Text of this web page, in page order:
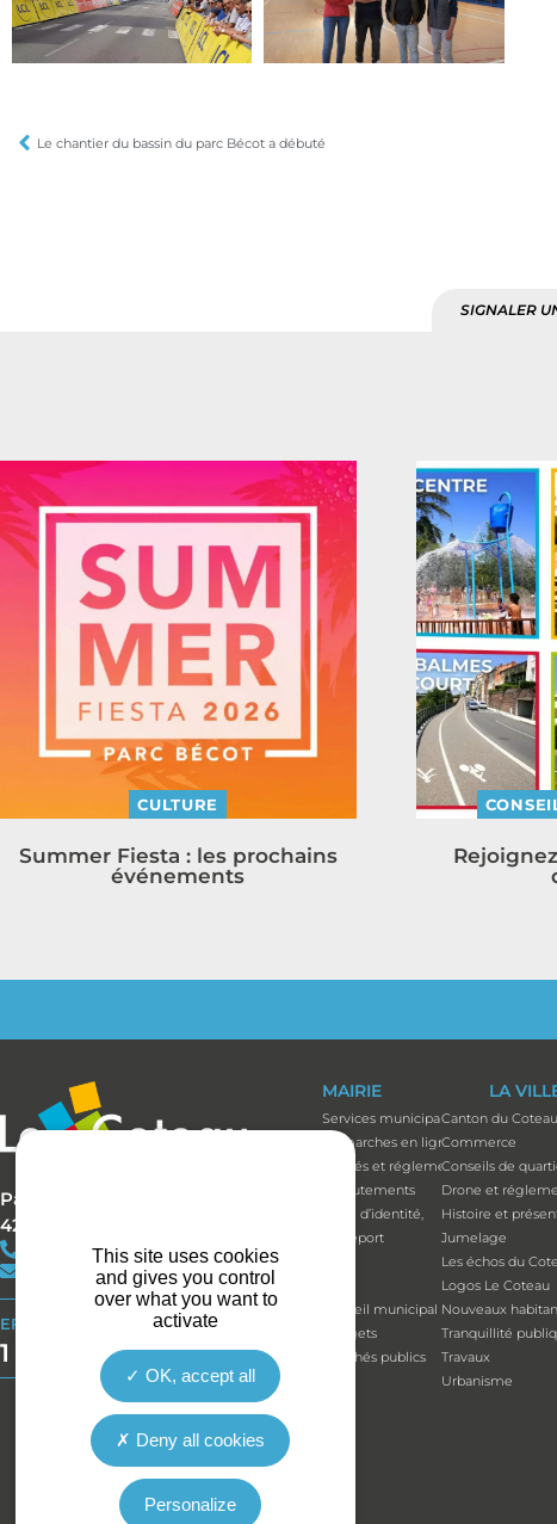
Le chantier du bassin du parc Bécot a débuté
SIGNALER
CULTURE
Summer Fiesta : les prochains
événements
Parc Bécot
42120 LE COTEAU
+33(0)4 77 67 05 11
contact@mairie-lecoteau.fr
EFFORT BUDGÉTAIRE
1 164 514 €
MAIRIE
Services municipaux
Démarches en ligne
Arrêtés et réglements
Recrutements
Carte d’identité,
passeport
Conseil municipal
Budgets
Marchés publics
LA
Canton du Coteau
Commerce
Conseils de
Drone et
Histoire et
Jumelage
Les échos du
Logos Le Coteau
Nouveaux
Tranquillité
Travaux
Urbanisme
This site uses cookies
and gives you control
over what you want to
activate
OK, accept all
Deny all cookies
Personalize